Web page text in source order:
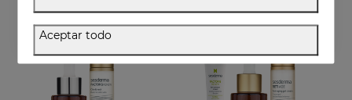
EXCLUSIVO ONLINE EXCLUSIVO ONLINE
Aceptar todo